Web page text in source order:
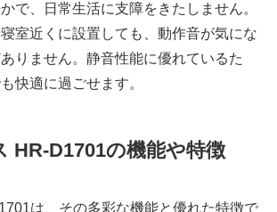
で、日常生活に支障をきたしません。
室近くに設置しても、動作音が気にな
りません。静音性能に優れているた
快適に過ごせます。
HR-D1701の機能や特徴
は、その多彩な機能と優れた特徴で